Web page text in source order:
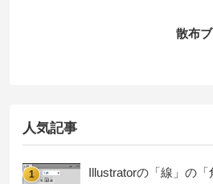
散布
人気記事
1
Illustratorの「線」の